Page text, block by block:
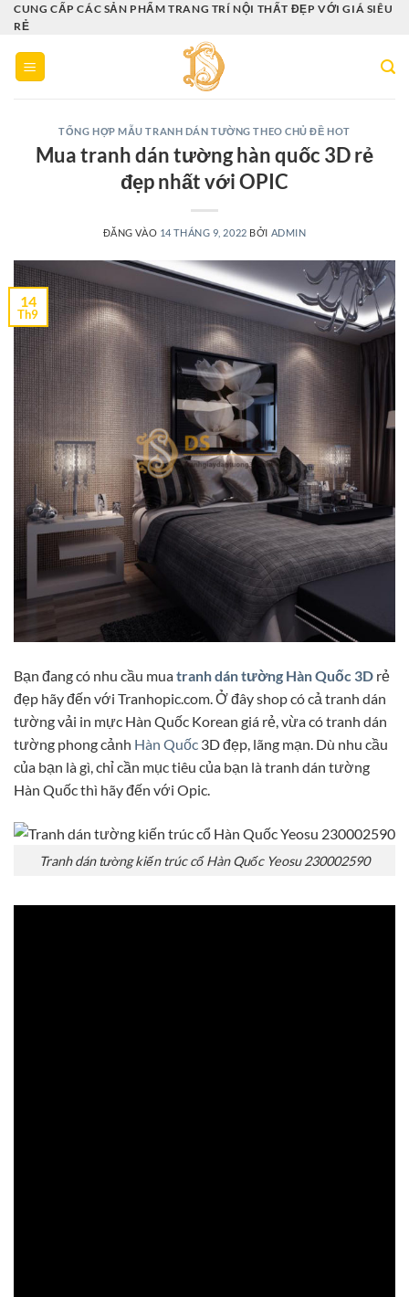
Bỏ
qua
nội
dung
CUNG CẤP CÁC SẢN PHẨM TRANG TRÍ NỘI THẤT ĐẸP VỚI GIÁ SIÊU
RẺ
TỔNG HỢP MẪU TRANH DÁN TƯỜNG THEO CHỦ ĐỀ HOT
Mua tranh dán tường hàn quốc 3D rẻ
đẹp nhất với OPIC
ĐĂNG VÀO 14 THÁNG 9, 2022 BỞI ADMIN
14
Th9
Bạn đang có nhu cầu muatranh dán tường Hàn Quốc 3D rẻ
đẹp hãy đến với Tranhopic.com. Ở đây shop có cả tranh dán
tường vải in mực Hàn Quốc Korean giá rẻ, vừa có tranh dán
tường phong cảnh Hàn Quốc 3D đẹp, lãng mạn. Dù nhu cầu
của bạn là gì, chỉ cần mục tiêu của bạn là tranh dán tường
Hàn Quốc thì hãy đến với Opic.
Tranh dán tường kiến trúc cổ Hàn Quốc Yeosu 230002590